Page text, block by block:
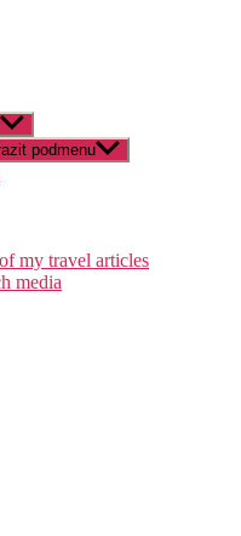
podmenu
my travel articles
media